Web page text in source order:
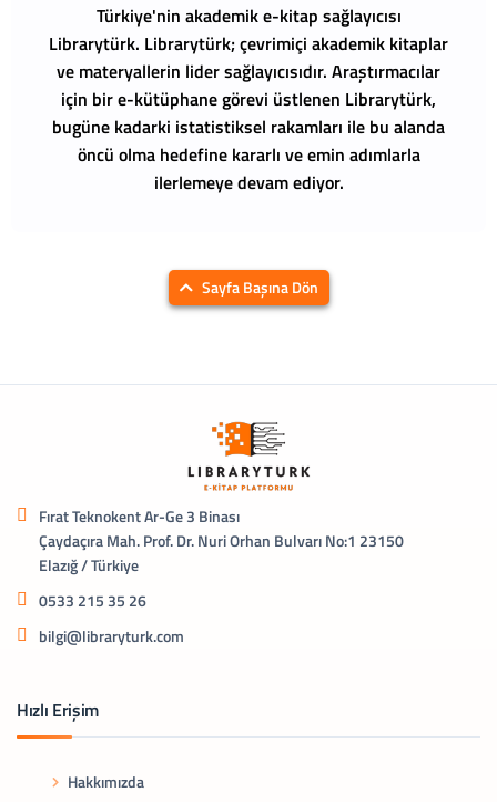
Türkiye'nin akademik e-kitap sağlayıcısı
Librarytürk. Librarytürk; çevrimiçi akademik kitaplar
ve materyallerin lider sağlayıcısıdır. Araştırmacılar
için bir e-kütüphane görevi üstlenen Librarytürk,
bugüne kadarki istatistiksel rakamları ile bu alanda
öncü olma hedefine kararlı ve emin adımlarla
ilerlemeye devam ediyor.
Sayfa Başına Dön
Fırat Teknokent Ar-Ge 3 Binası
Çaydaçıra Mah. Prof. Dr. Nuri Orhan Bulvarı No:1 23150
Elazığ / Türkiye
0533 215 35 26
bilgi@libraryturk.com
Hızlı Erişim
Hakkımızda